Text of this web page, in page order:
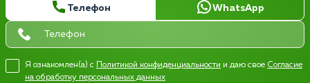
Телефон WhatsApp
Я ознакомлен(а) с Политикой конфиденциальности и даю свое Согласие
на обработку персональных данных